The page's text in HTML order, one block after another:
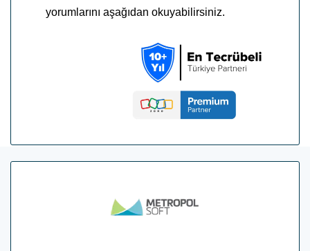
yorumlarını aşağıdan okuyabilirsiniz.